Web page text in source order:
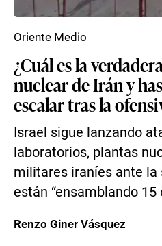
¿Cuál es la
nuclear de Irán y
escalar tras la
Israel sigue lanzando
laboratorios, plantas
militares iraníes ante la
están “ensamblando 15
Oriente Medio
Renzo Giner Vásquez